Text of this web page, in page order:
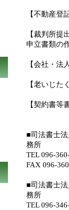
【不動産登
【裁判所提
申立書類の
【会社・法
【老いじた
【契約書等
■司法書士
務所
TEL 096-
FAX 096-
■司法書士
務所
TEL 096-